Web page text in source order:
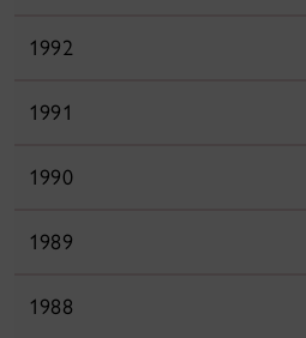
1992
1991
1990
1989
1988